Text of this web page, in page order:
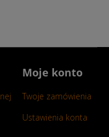
Moje konto
Twoje zamówienia
Ustawienia konta